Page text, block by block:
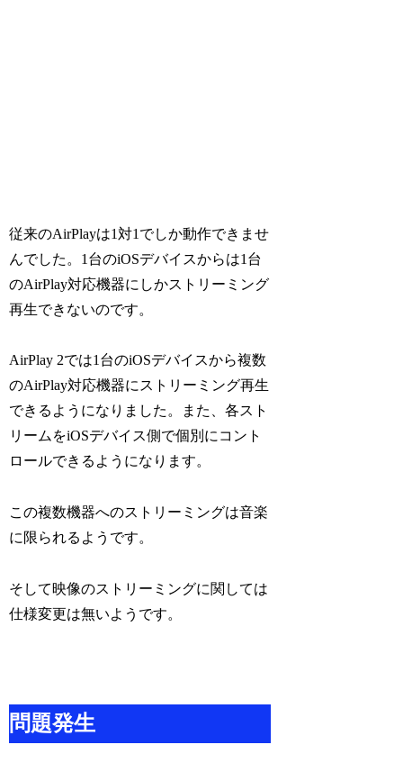
従来のAirPlayは1対1でしか動作できませ
んでした。1台のiOSデバイスからは1台
のAirPlay対応機器にしかストリーミング
再生できないのです。
AirPlay 2では1台のiOSデバイスから複数
のAirPlay対応機器にストリーミング再生
できるようになりました。また、各スト
リームをiOSデバイス側で個別にコント
ロールできるようになります。
この複数機器へのストリーミングは音楽
に限られるようです。
そして映像のストリーミングに関しては
仕様変更は無いようです。
問題発生